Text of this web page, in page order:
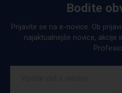
Bodite
Prijavite se na e-novice. Ob
najaktualnejše novice, akcije